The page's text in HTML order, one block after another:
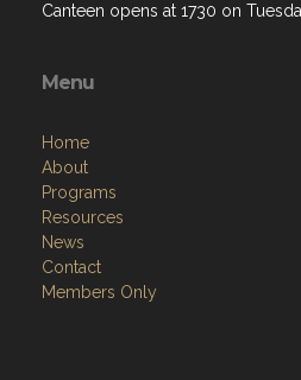
Canteen opens at 1730 on
Menu
Home
About
Programs
Resources
News
Contact
Members Only